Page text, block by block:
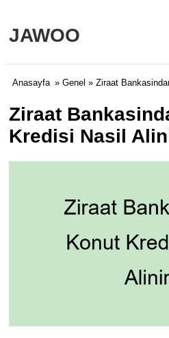
JAWOO
Anasayfa » Genel » Ziraat
Ziraat
Kredisi Nasil